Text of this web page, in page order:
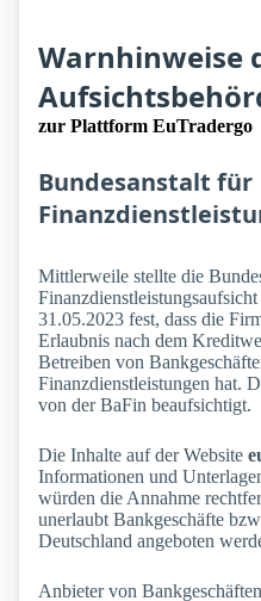
Warnhinweise
zur Plattform EuTradergo
Bundesanstalt für
Mittlerweile stellte die
31.05.2023 fest, dass die
Erlaubnis nach dem
Betreiben von
Finanzdienstleistungen hat.
von der BaFin beaufsichtigt.
Die Inhalte auf der Website
Informationen und
würden die Annahme
unerlaubt Bankgeschäfte
Deutschland angeboten
Anbieter von